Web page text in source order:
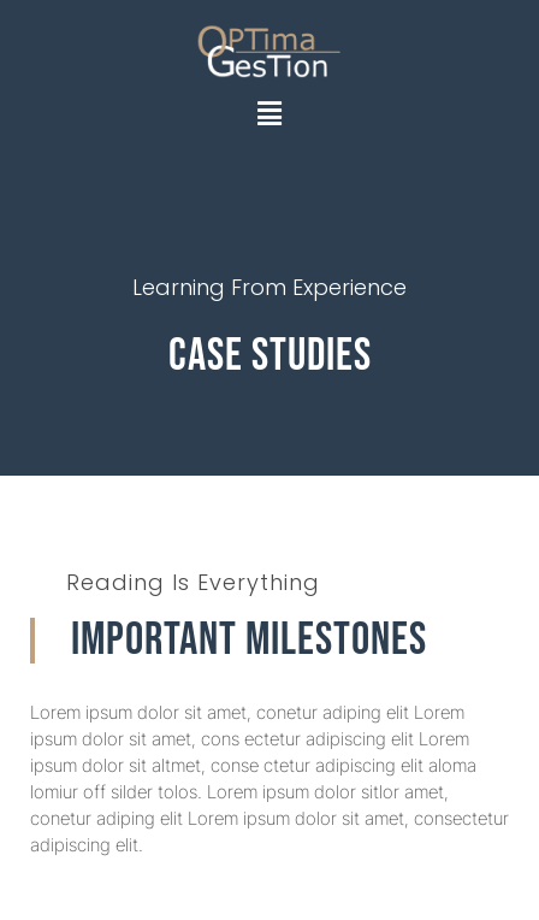
Learning From Experience
Case Studies
Reading Is Everything
Important Milestones
Lorem ipsum dolor sit amet, conetur adiping elit Lorem
ipsum dolor sit amet, cons ectetur adipiscing elit Lorem
ipsum dolor sit altmet, conse ctetur adipiscing elit aloma
lomiur off silder tolos. Lorem ipsum dolor sitlor amet,
conetur adiping elit Lorem ipsum dolor sit amet, consectetur
adipiscing elit.